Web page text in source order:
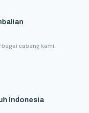
cabang kami.
Indonesia